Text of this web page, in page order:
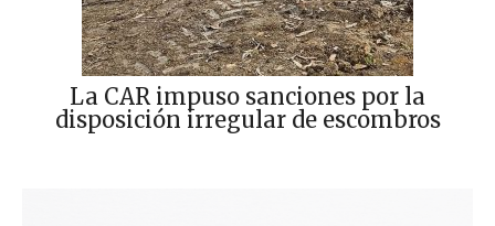
La CAR impuso sanciones por la
disposición irregular de escombros